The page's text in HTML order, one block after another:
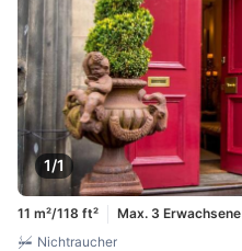
1/1
11 m²/118 ft² Max. 3 Erwachsene
Nichtraucher